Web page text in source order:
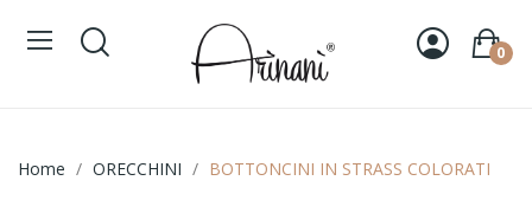
0
Home ORECCHINI BOTTONCINI IN STRASS COLORATI